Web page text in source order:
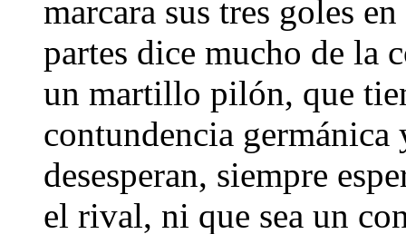
marcara sus tres goles
partes dice mucho de la
un martillo pilón, que
contundencia
desesperan, siempre
el rival, ni que sea un